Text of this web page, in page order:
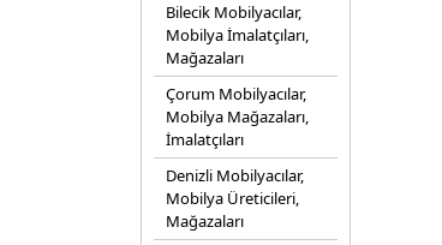
Bilecik Mobilyacılar,
Mobilya İmalatçıları,
Mağazaları
Çorum Mobilyacılar,
Mobilya Mağazaları,
İmalatçıları
Denizli Mobilyacılar,
Mobilya Üreticileri,
Mağazaları